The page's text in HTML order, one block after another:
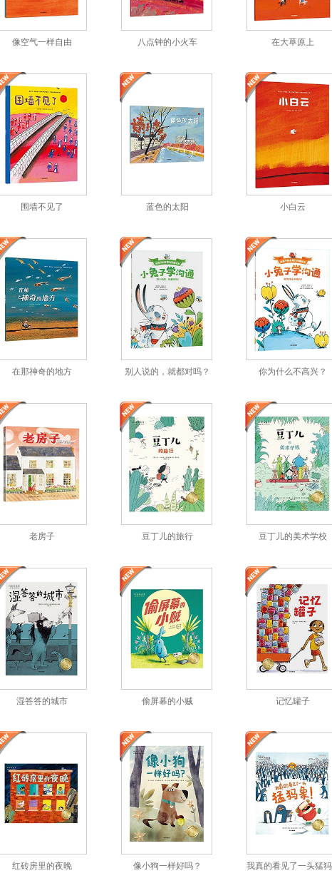
像空气一样自由 八点钟的小火车 在大草原上
围墙不见了 蓝色的太阳 小白云
在那神奇的地方 别人说的，就都对吗？ 你为什么不高兴？
老房子 豆丁儿的旅行 豆丁儿的美术学校
湿答答的城市 偷屏幕的小贼 记忆罐子
红砖房里的夜晚 像小狗一样好吗？